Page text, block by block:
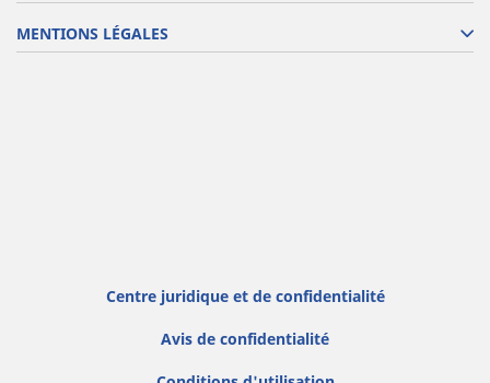
MENTIONS LÉGALES
Centre juridique et de confidentialité
Avis de confidentialité